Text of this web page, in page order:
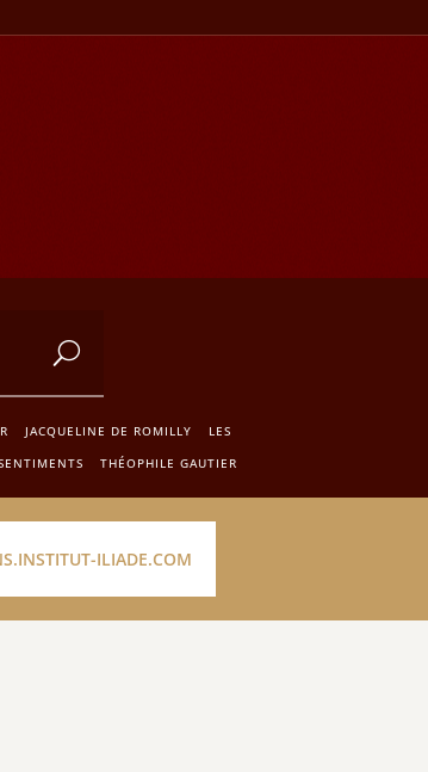
JACQUELINE DE ROMILLY
LES
THÉOPHILE GAUTIER
ILIADE.COM